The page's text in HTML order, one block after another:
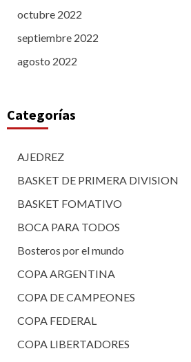
octubre 2022
septiembre 2022
agosto 2022
Categorías
AJEDREZ
BASKET DE PRIMERA DIVISION
BASKET FOMATIVO
BOCA PARA TODOS
Bosteros por el mundo
COPA ARGENTINA
COPA DE CAMPEONES
COPA FEDERAL
COPA LIBERTADORES